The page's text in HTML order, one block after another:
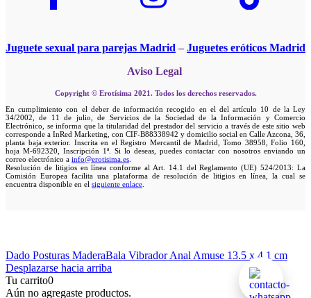
Juguete sexual para parejas Madrid – Juguetes eróticos Madrid
Aviso Legal
Copyright © Erotísima 2021. Todos los derechos reservados.
En cumplimiento con el deber de información recogido en el del artículo 10 de la Ley
34/2002, de 11 de julio, de Servicios de la Sociedad de la Información y Comercio
Electrónico, se informa que la titularidad del prestador del servicio a través de este sitio web
corresponde a InRed Marketing, con CIF-B88338942 y domicilio social en Calle Azcona, 36,
planta baja exterior. Inscrita en el Registro Mercantil de Madrid, Tomo 38958, Folio 160,
hoja M-692320, Inscripción 1ª. Si lo deseas, puedes contactar con nosotros enviando un
correo electrónico a info@erotisima.es.
Resolución de litigios en línea conforme al Art. 14.1 del Reglamento (UE) 524/2013: La
Comisión Europea facilita una plataforma de resolución de litigios en línea, la cual se
encuentra disponible en el siguiente enlace.
Dado Posturas MaderaBala Vibrador Anal Amuse 13.5 x 4.1 cm
Desplazarse hacia arriba
Tu carrito0
Aún no agregaste productos.